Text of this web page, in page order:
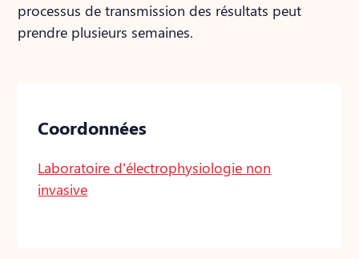
processus de transmission des résultats peut
prendre plusieurs semaines.
Coordonnées
Laboratoire d’électrophysiologie non
invasive